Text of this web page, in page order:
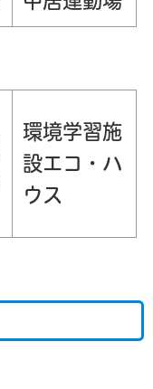
環境学習施
設エコ・ハ
ウス